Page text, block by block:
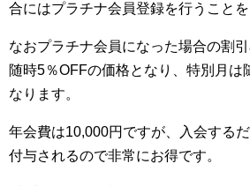
合にはプラチナ会員登録を行うことを
なおプラチナ会員になった場合の割
随時5％OFFの価格となり、特別月は
なります。
年会費は10,000円ですが、入会する
付与されるので非常にお得です。